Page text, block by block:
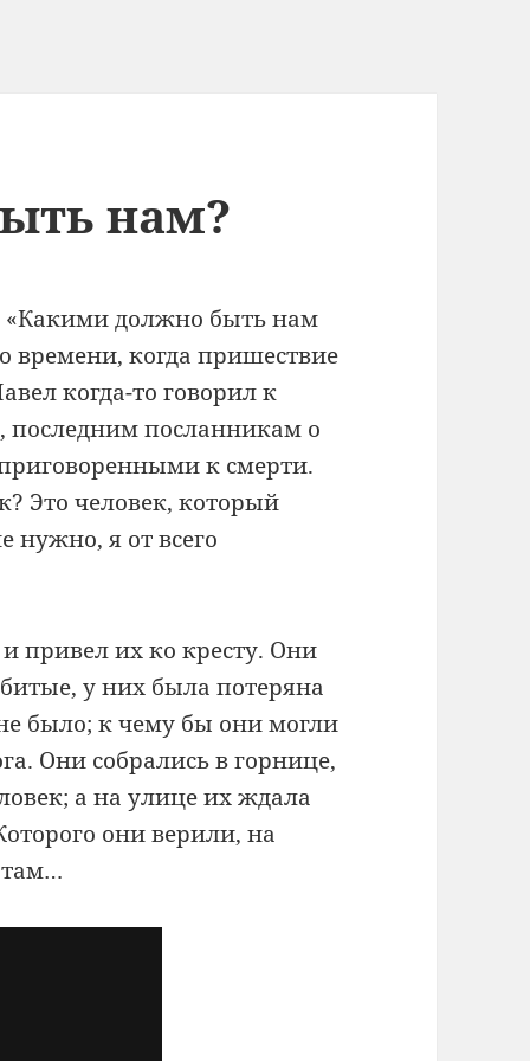
нам?
«Какими должно быть нам
времени, когда пришествие
когда-то говорил к
последним посланникам о
к смерти.
Это человек, который
нужно, я от всего
привел их ко кресту. Они
у них была потеряна
было; к чему бы они могли
Они собрались в горнице,
а на улице их ждала
они верили, на
там…